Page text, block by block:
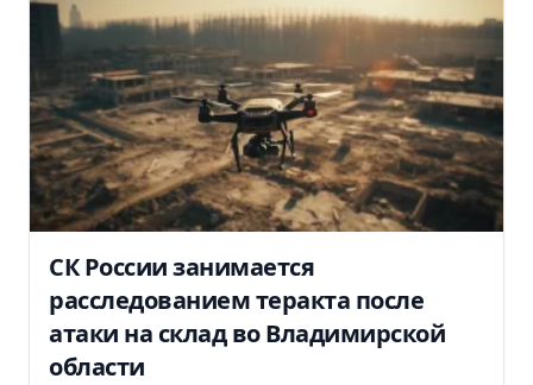
СК России занимается
расследованием теракта после
атаки на склад во Владимирской
области